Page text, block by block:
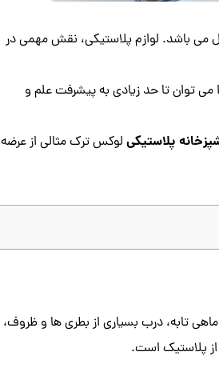
می باشد. لوازم پلاستیکی، نقش مهمی در
می توان تا حد زیادی به پیشرفت علم و
پلاستیکیلوکس ترک مثالی از عرضه
تابه، درب بسیاری از بطری ها و ظروف،
پلاستیک است.